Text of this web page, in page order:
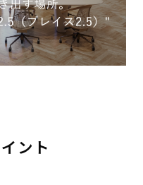
ント